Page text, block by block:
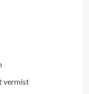
vermist